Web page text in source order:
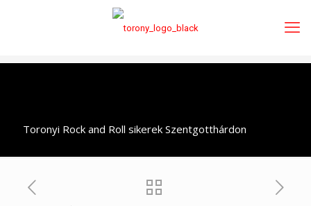
Toronyi Rock and Roll sikerek Szentgotthárdon